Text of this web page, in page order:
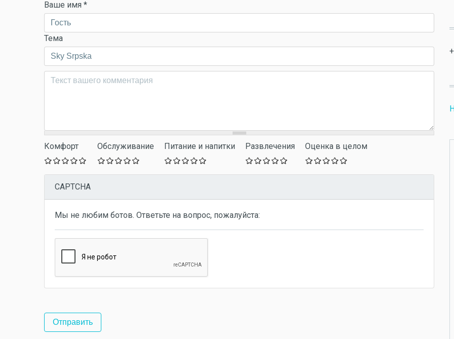
Ваше имя *
Тема
Комментарий*
Комфорт Обслуживание Питание и напитки Развлечения Оценка в целом
CAPTCHA
Мы не любим ботов. Ответьте на вопрос, пожалуйста: